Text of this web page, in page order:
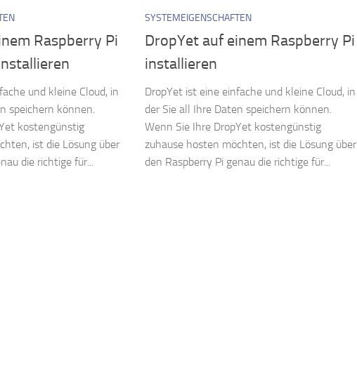
Raspberry Pi
und kleine Cloud, in
speichern können.
kostengünstig
ist die Lösung über
die richtige für...
SYSTEMEIGENSCHAFTEN
DropYet auf einem Raspberry Pi
installieren
DropYet ist eine einfache und kleine Cloud, in
der Sie all Ihre Daten speichern können.
Wenn Sie Ihre DropYet kostengünstig
zuhause hosten möchten, ist die Lösung über
den Raspberry Pi genau die richtige für...